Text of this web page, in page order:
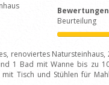
Beurteilung
renoviertes
1 Bad mit Wanne bis zu
Tisch und Stühlen für